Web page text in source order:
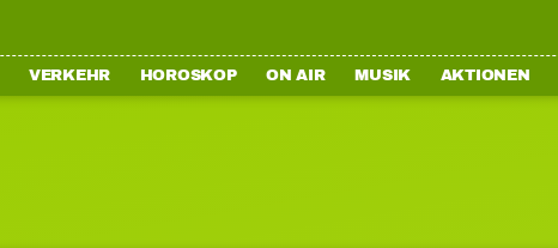
VERKEHR HOROSKOP ON AIR MUSIK AKTIONEN